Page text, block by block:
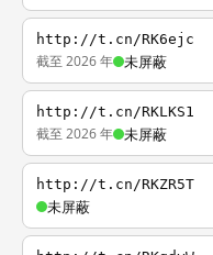
http://t.cn/RK6ejc
截至 2026 年 未屏蔽
http://t.cn/RKLKS1
截至 2026 年 未屏蔽
http://t.cn/RKZR5T
未屏蔽